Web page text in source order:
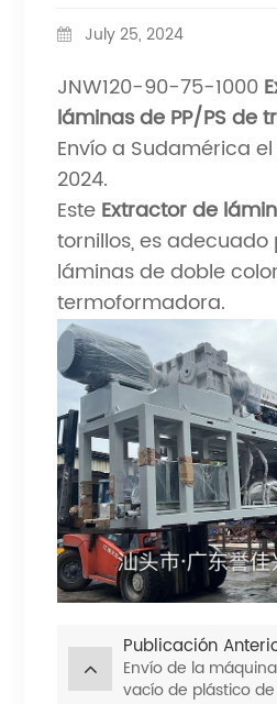
July 25, 2024
JNW120-90-75-1000
láminas de PP/PS de
Envío a Sudamérica
2024.
Este Extractor de
tornillos, es
láminas de doble
termoformadora.
Publicación
Envío de la
vacío de plástico